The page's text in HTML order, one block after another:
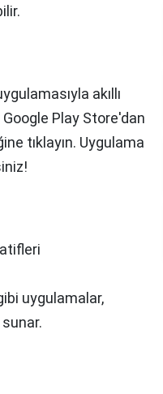
akıllı
Play Store'dan
tıklayın. Uygulama
uygulamalar,